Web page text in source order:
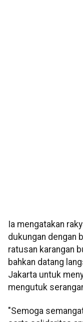
Ia mengatakan
dukungan dengan
ratusan karangan
bahkan datang
Jakarta untuk
mengutuk
"Semoga